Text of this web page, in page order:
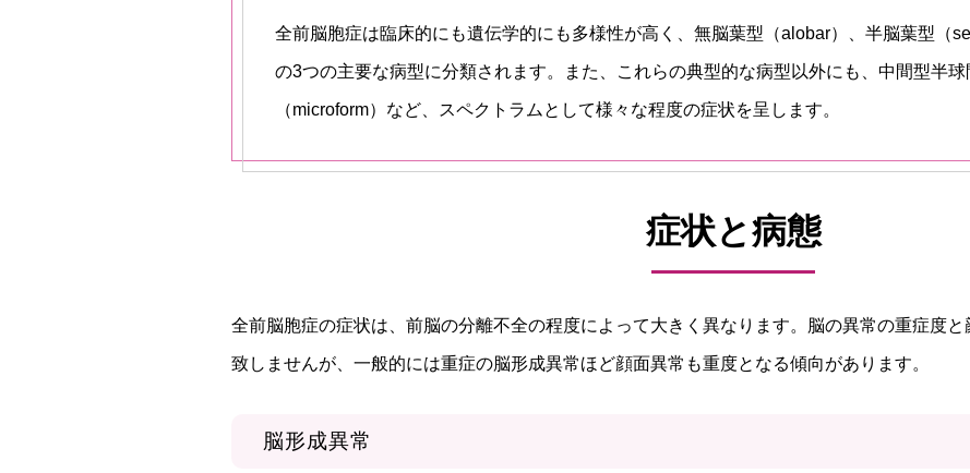
全前脳胞症は臨床的にも遺伝学的にも多様性が高く、無脳葉型（alobar）、半脳葉型（
の3つの主要な病型に分類されます。また、これらの典型的な病型以外にも、中間型半
（microform）など、スペクトラムとして様々な程度の症状を呈します。
症状と病態
全前脳胞症の症状は、前脳の分離不全の程度によって大きく異なります。脳の異常の重症度
致しませんが、一般的には重症の脳形成異常ほど顔面異常も重度となる傾向があります。
脳形成異常